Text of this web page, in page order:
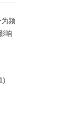
为频
响